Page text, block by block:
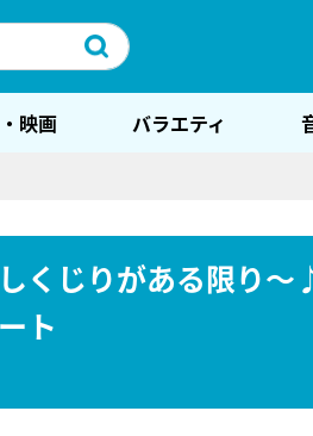
映画 バラエティ
しくじりがある限り
ト